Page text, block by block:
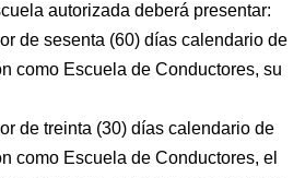
autorizada deberá presentar:
de sesenta (60) días calendario de
como Escuela de Conductores, su
de treinta (30) días calendario de
como Escuela de Conductores, el